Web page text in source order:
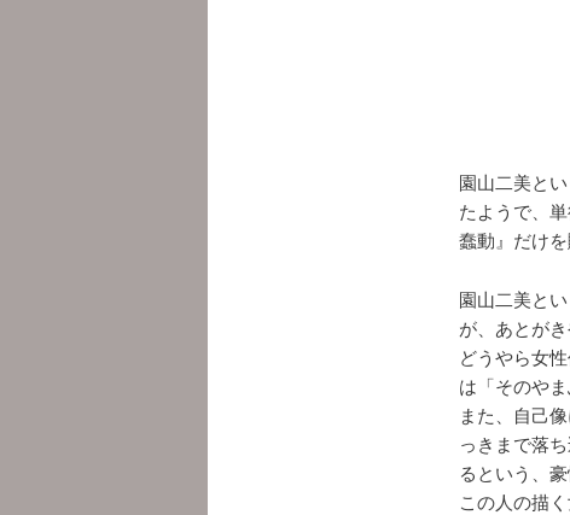
園山二美と
たようで、
蠢動』だけ
園山二美と
が、あとが
どうやら女
は「そのや
また、自己
っきまで落
るという、
この人の描